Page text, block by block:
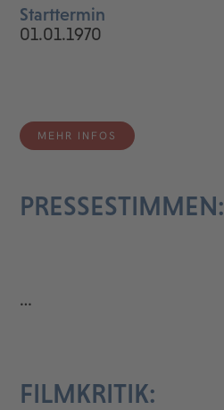
Starttermin
01.01.1970
MEHR INFOS
PRESSESTIMMEN:
…
FILMKRITIK: